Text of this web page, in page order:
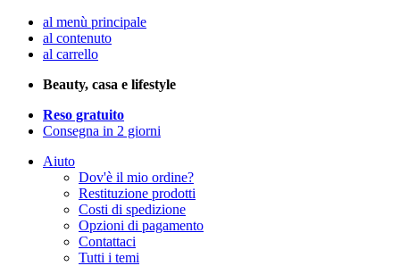
al menù principale
al contenuto
al carrello
Beauty, casa e lifestyle
Reso gratuito
Consegna in 2 giorni
Aiuto
Dov'è il mio ordine?
Restituzione prodotti
Costi di spedizione
Opzioni di pagamento
Contattaci
Tutti i temi